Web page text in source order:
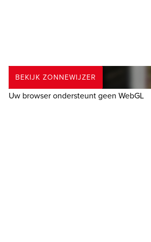
BEKIJK ZONNEWIJZER
Uw browser ondersteunt geen WebGL